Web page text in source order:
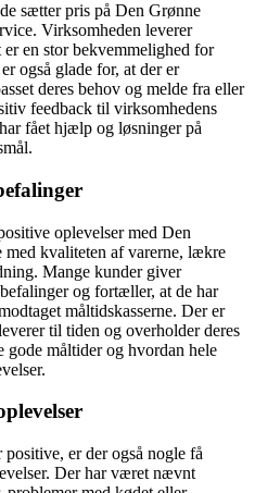
sætter pris på Den Grønne
Virksomheden leverer
en stor bekvemmelighed for
også glade for, at der er
deres behov og melde fra eller
feedback til virksomhedens
fået hjælp og løsninger på
oplevelser med Den
med kvaliteten af varerne, lækre
Mange kunder giver
og fortæller, at de har
måltidskasserne. Der er
til tiden og overholder deres
måltider og hvordan hele
er der også nogle få
Der har været nævnt